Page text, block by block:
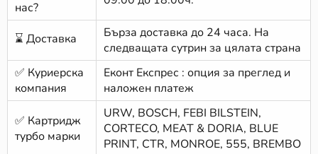
нас?
⌛ Доставка
Бърза доставка до 24 часа. На
следващата сутрин за цялата страна
✅ Куриерска
компания
Еконт Експрес : опция за преглед и
наложен платеж
✅ Картридж
турбо марки
URW, BOSCH, FEBI BILSTEIN,
CORTECO, MEAT & DORIA, BLUE
PRINT, CTR, MONROE, 555, BREMBO